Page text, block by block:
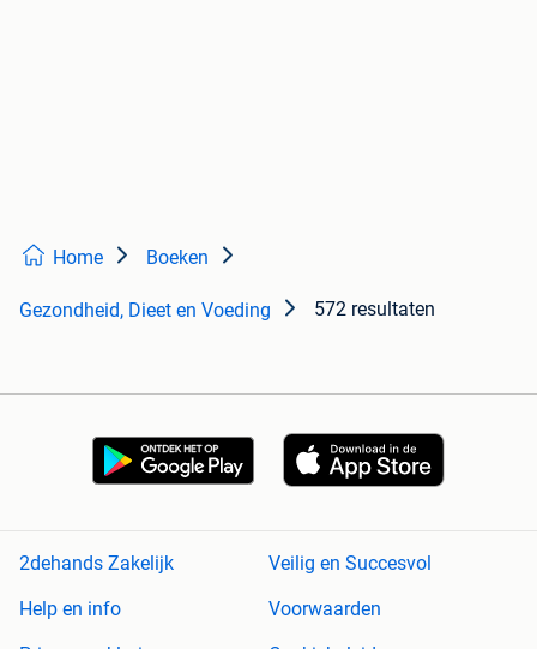
Home Boeken
Gezondheid, Dieet en Voeding 572 resultaten
2dehands Zakelijk
Veilig en Succesvol
Help en info
Voorwaarden